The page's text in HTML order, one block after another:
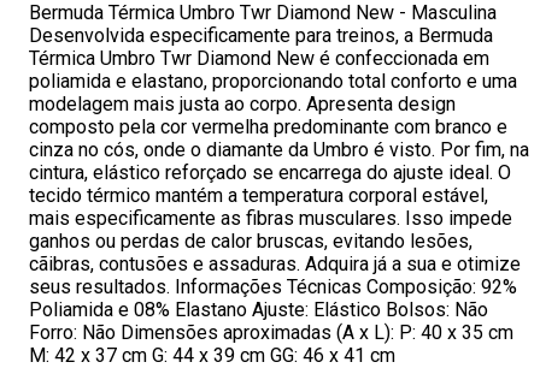
Bermuda Térmica Umbro Twr Diamond New - Masculina
Desenvolvida especificamente para treinos, a Bermuda
Térmica Umbro Twr Diamond New é confeccionada em
poliamida e elastano, proporcionando total conforto e uma
modelagem mais justa ao corpo. Apresenta design
composto pela cor vermelha predominante com branco e
cinza no cós, onde o diamante da Umbro é visto. Por fim, na
cintura, elástico reforçado se encarrega do ajuste ideal. O
tecido térmico mantém a temperatura corporal estável,
mais especificamente as fibras musculares. Isso impede
ganhos ou perdas de calor bruscas, evitando lesões,
cãibras, contusões e assaduras. Adquira já a sua e otimize
seus resultados. Informações Técnicas Composição: 92%
Poliamida e 08% Elastano Ajuste: Elástico Bolsos: Não
Forro: Não Dimensões aproximadas (A x L): P: 40 x 35 cm
M: 42 x 37 cm G: 44 x 39 cm GG: 46 x 41 cm